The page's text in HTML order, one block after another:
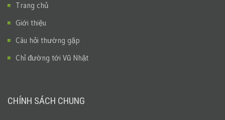
Trang chủ
Giới thiệu
Câu hỏi thường gặp
Chỉ đường tới Vũ Nhật
CHÍNH SÁCH CHUNG